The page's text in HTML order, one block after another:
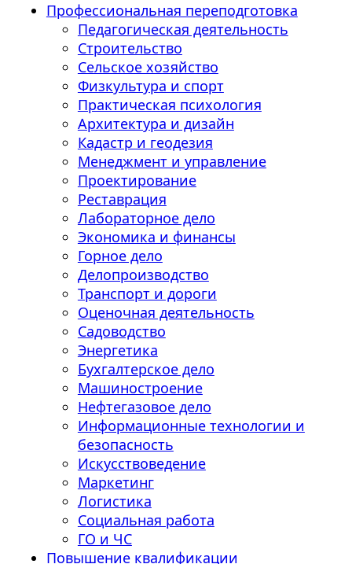
Профессиональная переподготовка
Педагогическая деятельность
Строительство
Сельское хозяйство
Физкультура и спорт
Практическая психология
Архитектура и дизайн
Кадастр и геодезия
Менеджмент и управление
Проектирование
Реставрация
Лабораторное дело
Экономика и финансы
Горное дело
Делопроизводство
Транспорт и дороги
Оценочная деятельность
Садоводство
Энергетика
Бухгалтерское дело
Машиностроение
Нефтегазовое дело
Информационные технологии и
безопасность
Искусствоведение
Маркетинг
Логистика
Социальная работа
ГО и ЧС
Повышение квалификации